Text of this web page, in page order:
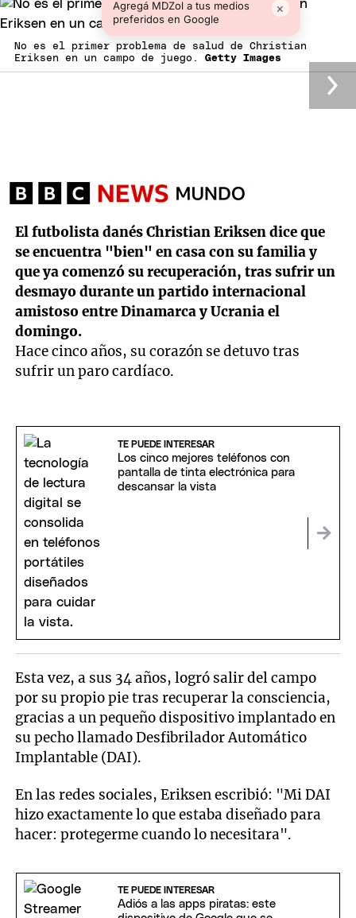
Agregá MDZol a tus medios
preferidos en Google
×
No es el primer problema de salud de Christian
Eriksen en un campo de juego. Getty Images
El futbolista danés Christian Eriksen dice que
se encuentra "bien" en casa con su familia y
que ya comenzó su recuperación, tras sufrir un
desmayo durante un partido internacional
amistoso entre Dinamarca y Ucrania el
domingo.
Hace cinco años, su corazón se detuvo tras
sufrir un paro cardíaco.
TE PUEDE INTERESAR
Los cinco mejores teléfonos con
pantalla de tinta electrónica para
descansar la vista
Esta vez, a sus 34 años, logró salir del campo
por su propio pie tras recuperar la consciencia,
gracias a un pequeño dispositivo implantado en
su pecho llamado Desfibrilador Automático
Implantable (DAI).
En las redes sociales, Eriksen escribió: "Mi DAI
hizo exactamente lo que estaba diseñado para
hacer: protegerme cuando lo necesitara".
TE PUEDE INTERESAR
Adiós a las apps piratas: este